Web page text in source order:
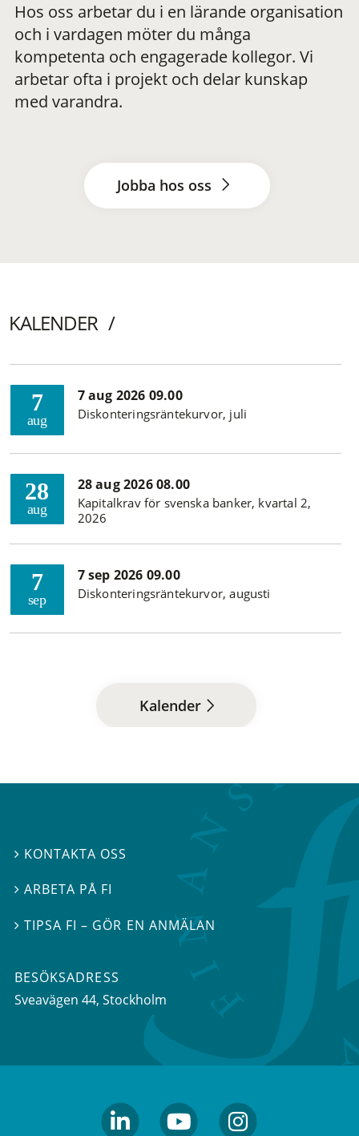
Hos oss arbetar du i en lärande organisation
och i vardagen möter du många
kompetenta och engagerade kollegor. Vi
arbetar ofta i projekt och delar kunskap
med varandra.
Jobba hos oss
KALENDER
7
aug
7 aug 2026 09.00
Diskonteringsräntekurvor, juli
28
aug
28 aug 2026 08.00
Kapitalkrav för svenska banker, kvartal 2,
2026
7
sep
7 sep 2026 09.00
Diskonteringsräntekurvor, augusti
Kalender
 KONTAKTA OSS
ARBETA PÅ FI
TIPSA FI – GÖR EN ANMÄLAN
BESÖKSADRESS
Sveavägen 44, Stockholm